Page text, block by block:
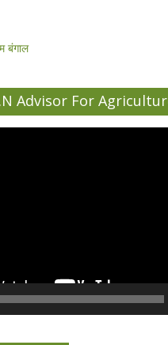
बंगाल
Advisor For